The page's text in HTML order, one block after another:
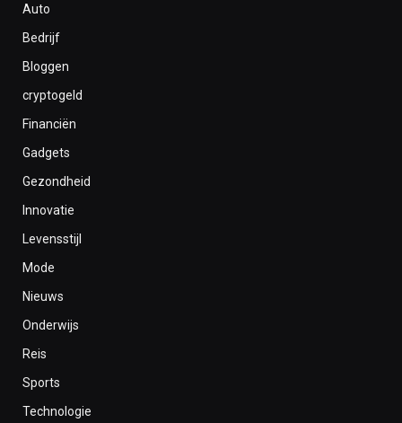
Auto
Bedrijf
Bloggen
cryptogeld
Financiën
Gadgets
Gezondheid
Innovatie
Levensstijl
Mode
Nieuws
Onderwijs
Reis
Sports
Technologie